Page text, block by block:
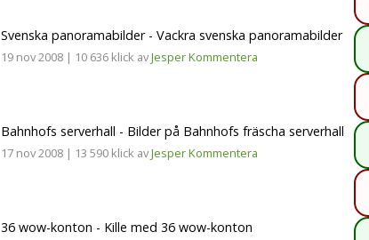
Svenska panoramabilder - Vackra svenska panoramabilder
19 nov 2008 | 10 636 klick avJesperKommentera
Bahnhofs serverhall - Bilder på Bahnhofs fräscha serverhall
17 nov 2008 | 13 590 klick avJesperKommentera
36 wow-konton - Kille med 36 wow-konton